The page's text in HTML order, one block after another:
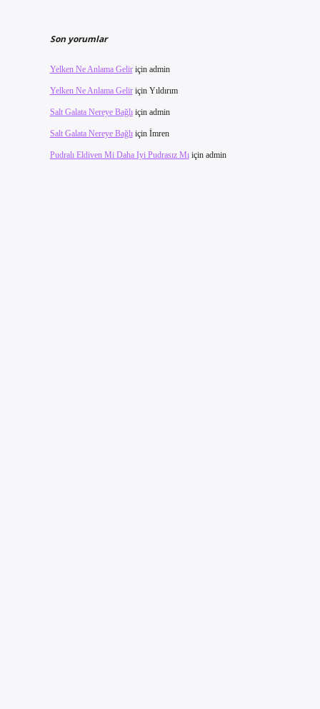
Son yorumlar
Yelken Ne Anlama Geliriçin admin
Yelken Ne Anlama Geliriçin Yıldırım
Salt Galata Nereye Bağlıiçin admin
Salt Galata Nereye Bağlıiçin İmren
Pudralı Eldiven Mi Daha Iyi Pudrasız Mıiçin admin